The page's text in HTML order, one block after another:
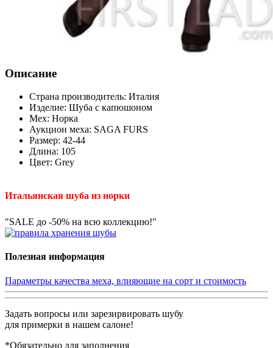
Описание
Страна производитель: Италия
Изделие: Шуба с капюшоном
Мех: Норка
Аукцион меха: SAGA FURS
Размер: 42-44
Длина: 105
Цвет: Grey
Итальянская шуба из норки
"SALE до -50% на всю коллекцию!"
Полезная информация
Параметры качества меха, влияющие на сорт и стоимость
Задать вопросы или зарезирвировать шубу
для примерки в нашем салоне!
*Обязательно для заполнения